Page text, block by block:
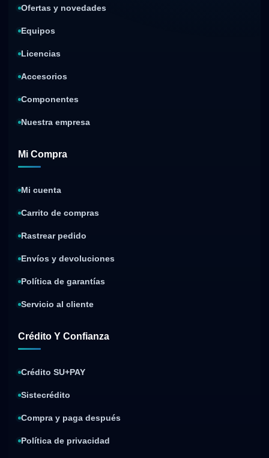
Ofertas y novedades
Equipos
Licencias
Accesorios
Componentes
Nuestra empresa
Mi Compra
Mi cuenta
Carrito de compras
Rastrear pedido
Envíos y devoluciones
Política de garantías
Servicio al cliente
Crédito Y Confianza
Crédito SU+PAY
Sistecrédito
Compra y paga después
Política de privacidad